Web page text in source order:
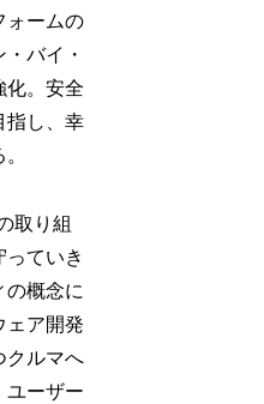
ォームの
バイ・
化。安全
指し、幸
取り組
ていき
の概念に
ェア開発
クルマへ
ユーザー